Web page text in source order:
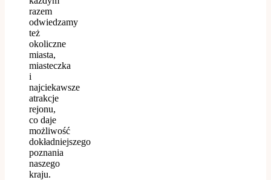
razem
odwiedzamy
też
okoliczne
miasta,
miasteczka
i
najciekawsze
atrakcje
rejonu,
co daje
możliwość
dokładniejszego
poznania
naszego
kraju.